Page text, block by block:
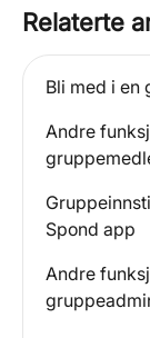
Relaterte
Bli med i en
Andre
Spond app
Andre